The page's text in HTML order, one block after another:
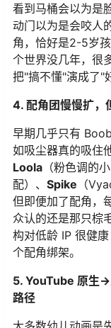
看到马桶会以为是
动门以为是会咬人
角，恰好是2-5岁
个世界没几年，很
把"搞不懂"演成了"
4. 配角团慢慢扩，
早期几乎只有
如吸尘器真的吸住
Loola （粉色调的
配）、 Spike （
但即便加了配角，
众认的还是那只棕
构对低龄 IP 很健
个配角绑架。
5. YouTube 原生
路径